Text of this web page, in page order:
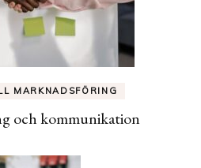
MARKNADSFÖRING
och kommunikation